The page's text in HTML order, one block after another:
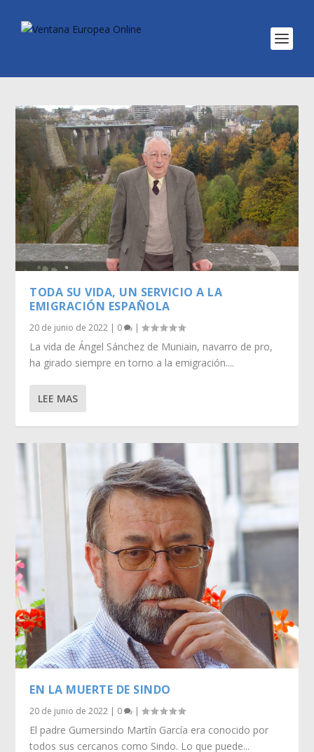
TODA SU VIDA, UN SERVICIO A LA
EMIGRACIÓN ESPAÑOLA
20 de junio de 2022 | 0 |
La vida de Ángel Sánchez de Muniain, navarro de pro,
ha girado siempre en torno a la emigración....
LEE MAS
EN LA MUERTE DE SINDO
20 de junio de 2022 | 0 |
El padre Gumersindo Martín García era conocido por
todos sus cercanos como Sindo. Lo que puede...